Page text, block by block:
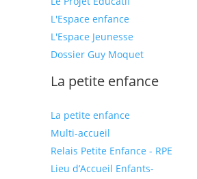
L'Espace enfance
L'Espace Jeunesse
Dossier Guy Moquet
La petite enfance
La petite enfance
Multi-accueil
Relais Petite Enfance - RPE
Lieu d’Accueil Enfants-